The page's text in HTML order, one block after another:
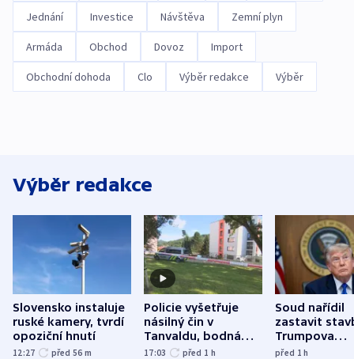
Jednání Investice Návštěva Zemní plyn
Armáda Obchod Dovoz Import
Obchodní dohoda Clo Výběr redakce Výběr
Výběr redakce
Slovensko instaluje
ruské kamery, tvrdí
opoziční hnutí
12:27 před 56 m
Policie vyšetřuje
násilný čin v
Tanvaldu, bodná
zranění při něm
17:03 před 1 h
Soud nařídil
zastavit
Trumpova
tanečního
před 1h